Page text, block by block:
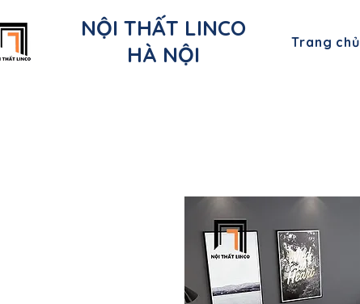
NỘI THẤT LINCO
HÀ NỘI
Trang chủ